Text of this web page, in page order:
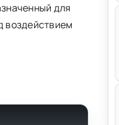
для
воздействием